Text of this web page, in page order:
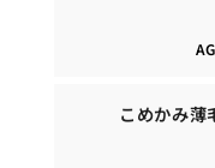
こめかみ薄